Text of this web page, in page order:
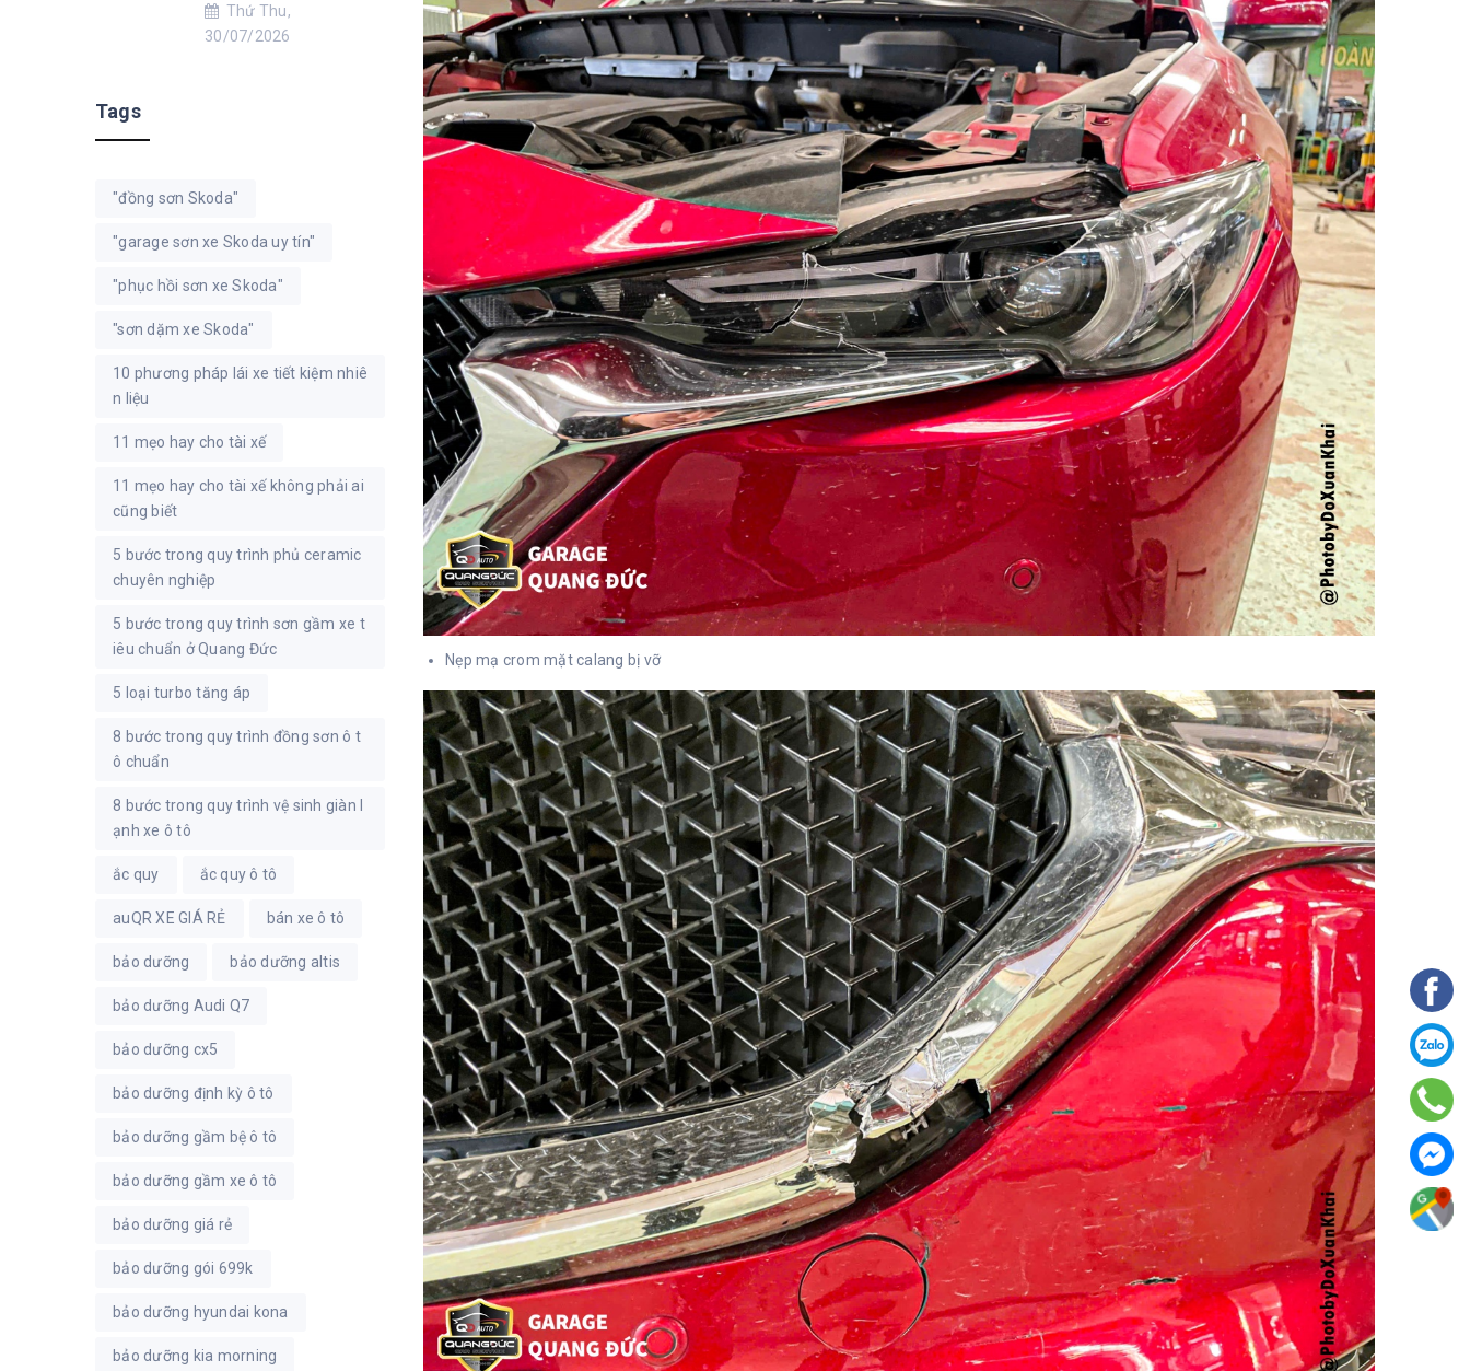
Nẹp mạ crom mặt calang bị vỡ
Thứ Thu,
30/07/2026
Tags
"đồng sơn Skoda"
"garage sơn xe Skoda uy tín"
"phục hồi sơn xe Skoda"
"sơn dặm xe Skoda"
10 phương pháp lái xe tiết kiệm nhiê
n liệu
11 mẹo hay cho tài xế
11 mẹo hay cho tài xế không phải ai
cũng biết
5 bước trong quy trình phủ ceramic
chuyên nghiệp
5 bước trong quy trình sơn gầm xe t
iêu chuẩn ở Quang Đức
5 loại turbo tăng áp
8 bước trong quy trình đồng sơn ô t
ô chuẩn
8 bước trong quy trình vệ sinh giàn l
ạnh xe ô tô
ắc quy ắc quy ô tô
auQR XE GIÁ RẺ bán xe ô tô
bảo dưỡng bảo dưỡng altis
bảo dưỡng Audi Q7
bảo dưỡng cx5
bảo dưỡng định kỳ ô tô
bảo dưỡng gầm bệ ô tô
bảo dưỡng gầm xe ô tô
bảo dưỡng giá rẻ
bảo dưỡng gói 699k
bảo dưỡng hyundai kona
bảo dưỡng kia morning